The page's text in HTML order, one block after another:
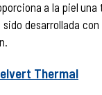
a la piel
sido desarrollada
Thermal